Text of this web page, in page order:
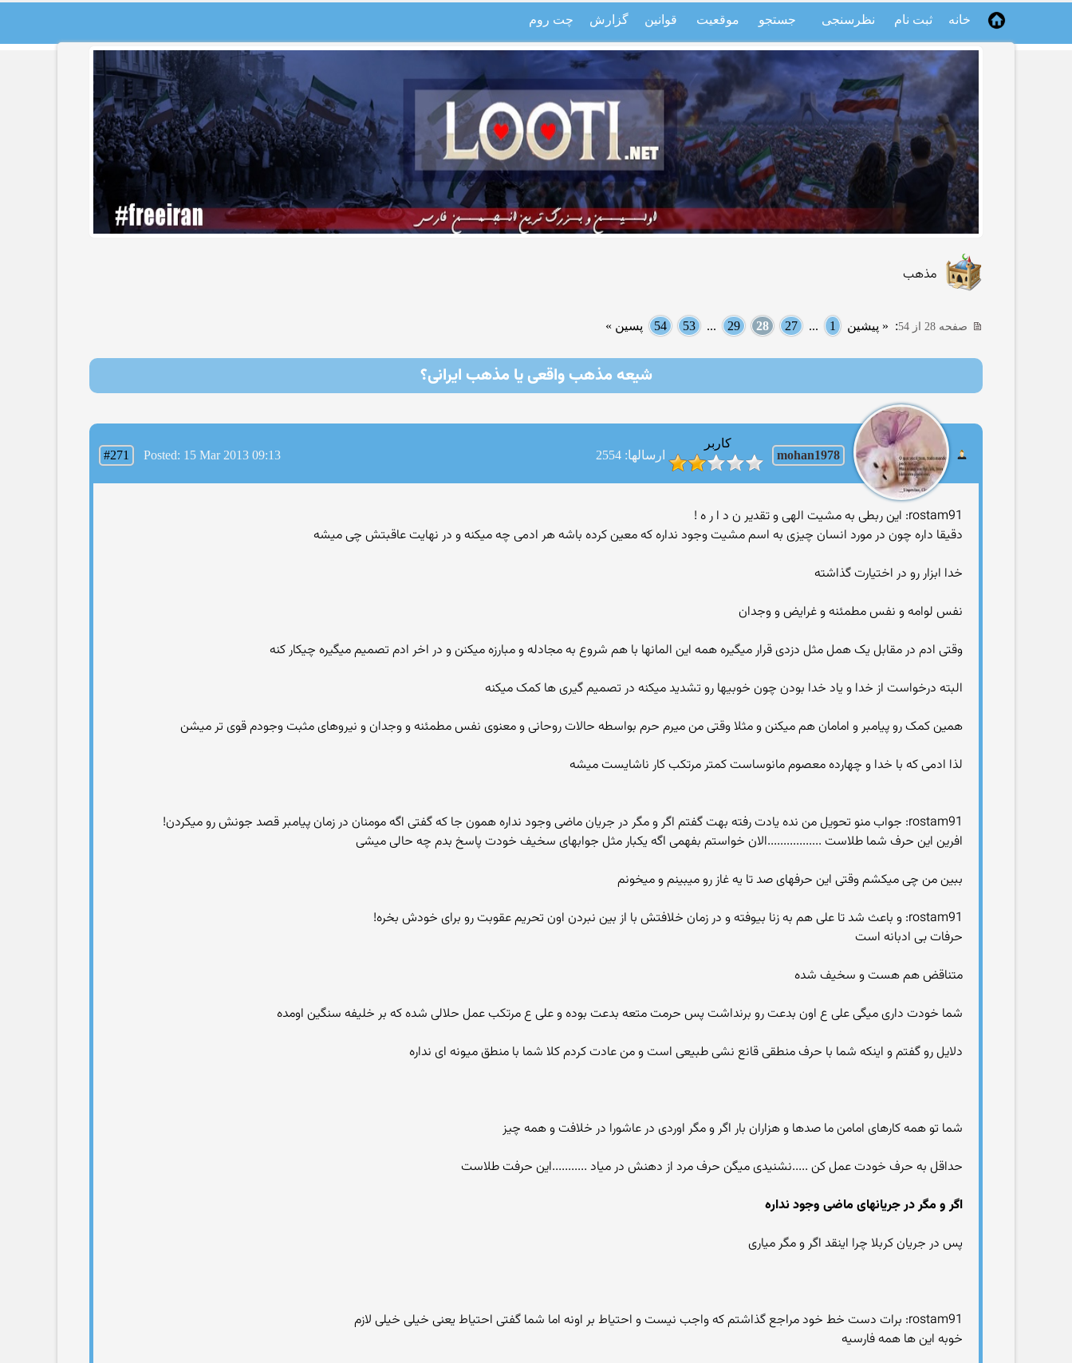
خانه ثبت نام نظرسنجی جستجو موقعیت قوانین گزارش چت روم
مذهب
صفحه 28 از 54 : « پیشین 1
...
27
28
29
...
53
54 پسین »
شیعه مذهب واقعی یا مذهب ایرانی؟
mohan1978
کاربر
ارسالها: 2554
#271 Posted: 15 Mar 2013 09:13
rostam91: این ربطی به مشیت الهی و تقدیر ن د ا ر ه !
دقیقا داره چون در مورد انسان چیزی به اسم مشیت وجود نداره که معین کرده باشه هر ادمی چه میکنه و در نهایت عاقبتش چی میشه
خدا ابزار رو در اختیارت گذاشته
نفس لوامه و نفس مطمئنه و غرایض و وجدان
وقتی ادم در مقابل یک همل مثل دزدی قرار میگیره همه این المانها با هم شروع به مجادله و مبارزه میکنن و در اخر ادم تصمیم میگیره چیکار کنه
البته درخواست از خدا و یاد خدا بودن چون خوبیها رو تشدید میکنه در تصمیم گیری ها کمک میکنه
همین کمک رو پیامبر و امامان هم میکنن و مثلا وقتی من میرم حرم بواسطه حالات روحانی و معنوی نفس مطمئنه و وجدان و نیروهای مثبت وجودم قوی تر میشن
لذا ادمی که با خدا و چهارده معصوم مانوساست کمتر مرتکب کار ناشایست میشه
rostam91: جواب منو تحویل من نده یادت رفته بهت گفتم اگر و مگر در جریان ماضی وجود نداره همون جا که گفتی اگه مومنان در زمان پیامبر قصد جونش رو میکردن!
افرین این حرف شما طلاست .................الان خواستم بفهمی اگه یکبار مثل جوابهای سخیف خودت پاسخ بدم چه حالی میشی
ببین من چی میکشم وقتی این حرفهای صد تا یه غاز رو میبینم و میخونم
rostam91: و باعث شد تا علی هم به زنا بیوفته و در زمان خلافتش با از بین نبردن اون تحریم عقوبت رو برای خودش بخره!
حرفات بی ادبانه است
متناقض هم هست و سخیف شده
شما خودت داری میگی علی ع اون بدعت رو برنداشت پس حرمت متعه بدعت بوده و علی ع مرتکب عمل حلالی شده که بر خلیفه سنگین اومده
دلایل رو گفتم و اینکه شما با حرف منطقی قانع نشی طبیعی است و من عادت کردم کلا شما با منطق میونه ای نداره
شما تو همه کارهای امامن ما صدها و هزاران بار اگر و مگر اوردی در عاشورا در خلافت و همه چیز
حداقل به حرف خودت عمل کن .....نشنیدی میگن حرف مرد از دهنش در میاد ...........این حرفت طلاست
اگر و مگر در جریانهای ماضی وجود نداره
پس در جریان کربلا چرا اینقد اگر و مگر میاری
rostam91: برات دست خط خود مراجع گذاشتم که واجب نیست و احتیاط بر اونه اما شما گفتی احتیاط یعنی خیلی خیلی لازم
خوبه این ها همه فارسیه